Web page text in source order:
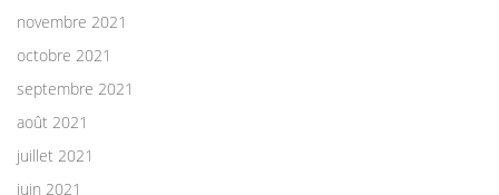
novembre 2021
octobre 2021
septembre 2021
août 2021
juillet 2021
juin 2021